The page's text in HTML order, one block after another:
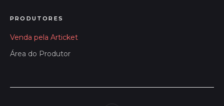
PRODUTORES
Venda pela Articket
Área do Produtor